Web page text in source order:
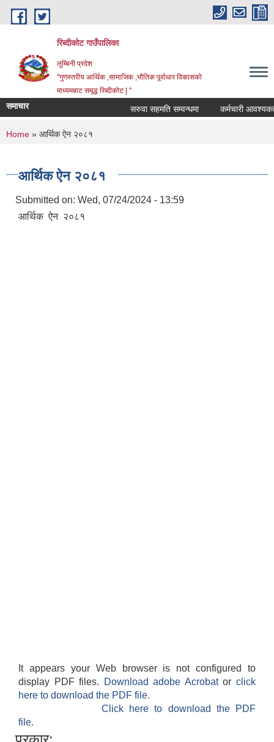
Skip to main content
रिब्दीकोट गाउँपालिका
लुम्बिनी प्रदेश
"गुणस्तरीय आर्थिक ,सामाजिक ,भौतिक पूर्वाधार विकासको
माध्यमबाट समृद्ध रिब्दीकोट | "
समाचार सरुवा सहमति सम्वन्धमा कर्मचारी आवश्यकता
You are here
Home » आर्थिक ऐन २०८१
आर्थिक ऐन २०८१
Submitted on: Wed, 07/24/2024 - 13:59
आर्थिक ऐन २०८१
It appears your Web browser is not configured to
display PDF files.
Download adobe Acrobatorclick
here to download the PDF file.
Click here to download the PDF
file.